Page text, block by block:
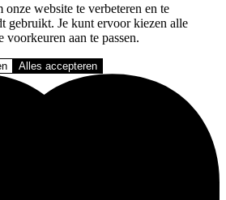
website te verbeteren en te
gebruikt. Je kunt ervoor kiezen alle
voorkeuren aan te passen.
Alles accepteren